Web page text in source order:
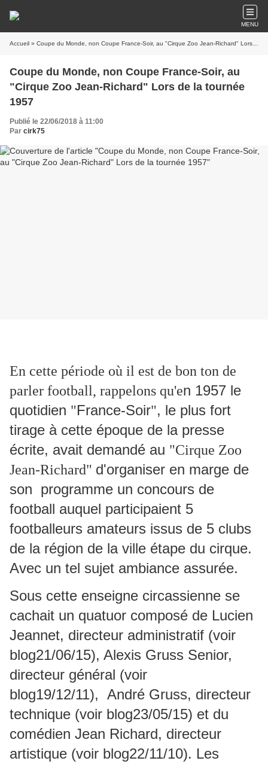
MENU
Accueil » Coupe du Monde, non Coupe France-Soir, au "Cirque Zoo Jean-Richard" Lors de la tournée 1957
Coupe du Monde, non Coupe France-Soir, au
"Cirque Zoo Jean-Richard" Lors de la tournée
1957
Publié le 22/06/2018 à 11:00
Par cirk75
En cette période où il est de bon ton de
parler football, rappelons qu'en 1957 le
quotidien "France-Soir", le plus fort
tirage à cette époque de la presse
écrite, avait demandé au "Cirque Zoo
Jean-Richard" d'organiser en marge de
son programme un concours de
football auquel participaient 5
footballeurs amateurs issus de 5 clubs
de la région de la ville étape du cirque.
Avec un tel sujet ambiance assurée.
Sous cette enseigne circassienne se
cachait un quatuor composé de Lucien
Jeannet, directeur administratif (voir
blog21/06/15), Alexis Gruss Senior,
directeur général (voir
blog19/12/11), André Gruss, directeur
technique (voir blog23/05/15) et du
comédien Jean Richard, directeur
artistique (voir blog22/11/10). Les